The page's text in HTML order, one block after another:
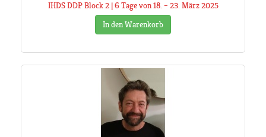
IHDS DDP Block 2 | 6 Tage von 18. – 23. März 2025
In den Warenkorb